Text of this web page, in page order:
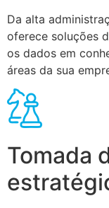
Da alta
oferece soluções
os dados em
áreas da sua
Tomada